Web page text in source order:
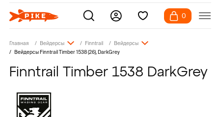
0
Главная Вейдерсы Finntrail
Вейдерсы
Вейдерсы Finntrail Timber 1538 (26), DarkGrey
Finntrail Timber 1538 DarkGrey